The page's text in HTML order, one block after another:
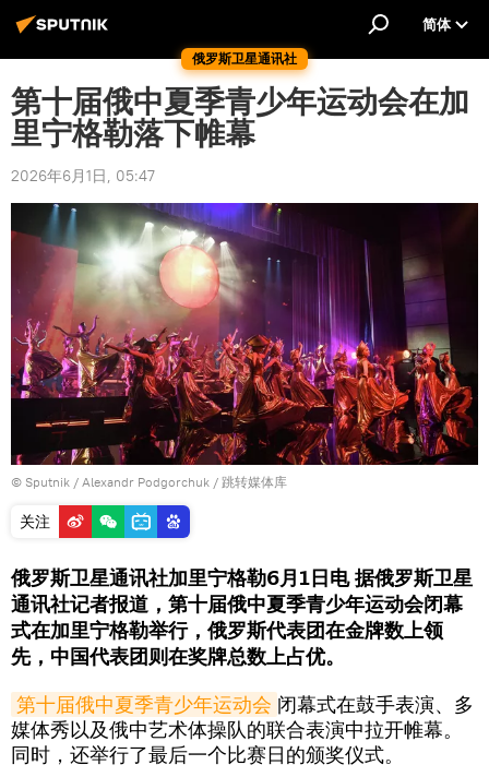
俄罗斯卫星通讯社
简体
第十届俄中夏季青少年运动会在加
里宁格勒落下帷幕
2026年6月1日, 05:47
© Sputnik / Alexandr Podgorchuk / 跳转媒体库
关注
俄罗斯卫星通讯社加里宁格勒6月1日电 据俄罗斯卫星
通讯社记者报道，第十届俄中夏季青少年运动会闭幕
式在加里宁格勒举行，俄罗斯代表团在金牌数上领
先，中国代表团则在奖牌总数上占优。
第十届俄中夏季青少年运动会 闭幕式在鼓手表演、多
媒体秀以及俄中艺术体操队的联合表演中拉开帷幕。
同时，还举行了最后一个比赛日的颁奖仪式。